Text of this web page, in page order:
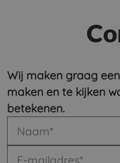
Wij maken graag
maken en te kijken
betekenen.